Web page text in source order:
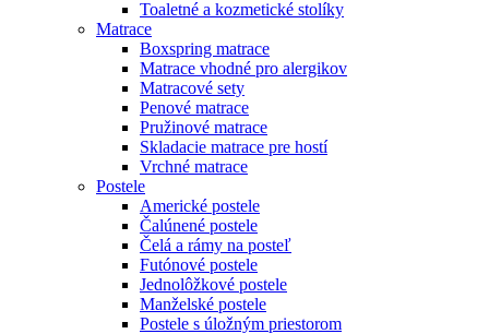
Toaletné a kozmetické stolíky
Matrace
Boxspring matrace
Matrace vhodné pro alergikov
Matracové sety
Penové matrace
Pružinové matrace
Skladacie matrace pre hostí
Vrchné matrace
Postele
Americké postele
Čalúnené postele
Čelá a rámy na posteľ
Futónové postele
Jednolôžkové postele
Manželské postele
Postele s úložným priestorom